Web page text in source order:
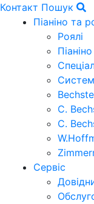
Контакт Пошук
Піаніно та
Роялі
Піаніно
C.
C.
Сервіс